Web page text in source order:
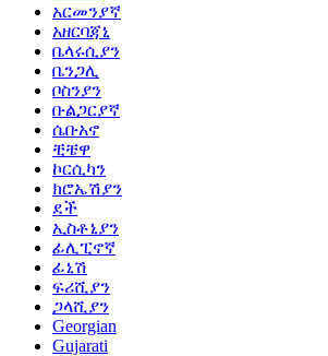
አርመንያኛ
አዘርባጃኒ
ቤላሩሲያን
ቤንጋሊ
ቦስንያን
ቡልጋርያኛ
ሴቡአኖ
ቺቼዋ
ኮርሲካን
ክሮኤሽያን
ደች
ኢስቶኒያን
ፊሊፒኖኛ
ፊኒሽ
ፍሪሺያን
ጋላሺያን
Georgian
Gujarati